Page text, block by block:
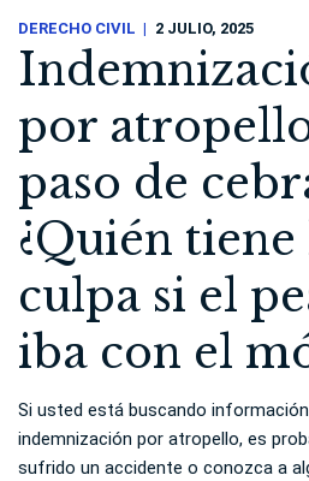
DERECHO CIVIL 2 JULIO, 2025
por
paso de
¿Quién tiene
culpa si el
iba con el
Si usted está buscando
indemnización por atropello, es
sufrido un accidente o conozca a